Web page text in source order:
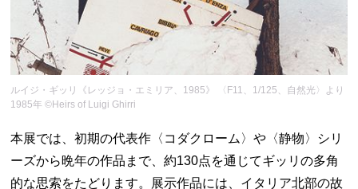
ルイジ・ギッリ《レッジョ・エミリア、1985》 〈F11、1/125、自然光〉より
1985年 ©Heirs of Luigi Ghirri
本展では、初期の代表作〈コダクローム〉や〈静物〉シリ
ーズから晩年の作品まで、約130点を通じてギッリの多角
的な思索をたどります。展示作品には、イタリア北部の故